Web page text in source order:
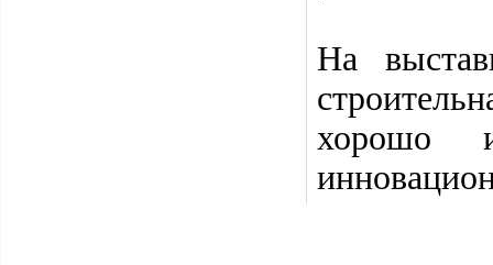
На
хорошо